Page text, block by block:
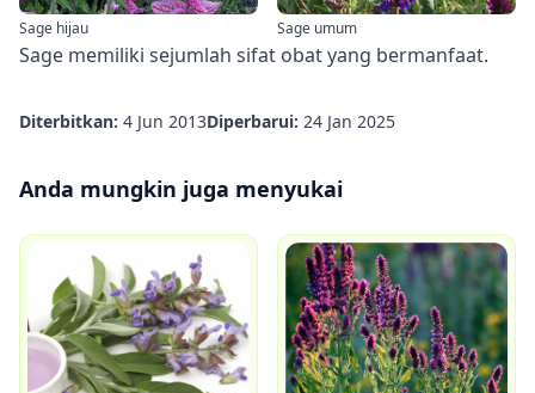
Sage hijau Sage umum
Sage memiliki sejumlah sifat obat yang bermanfaat.
Diterbitkan: 4 Jun 2013Diperbarui: 24 Jan 2025
Anda mungkin juga menyukai